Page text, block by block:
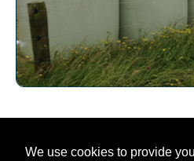
We use cookies to provide